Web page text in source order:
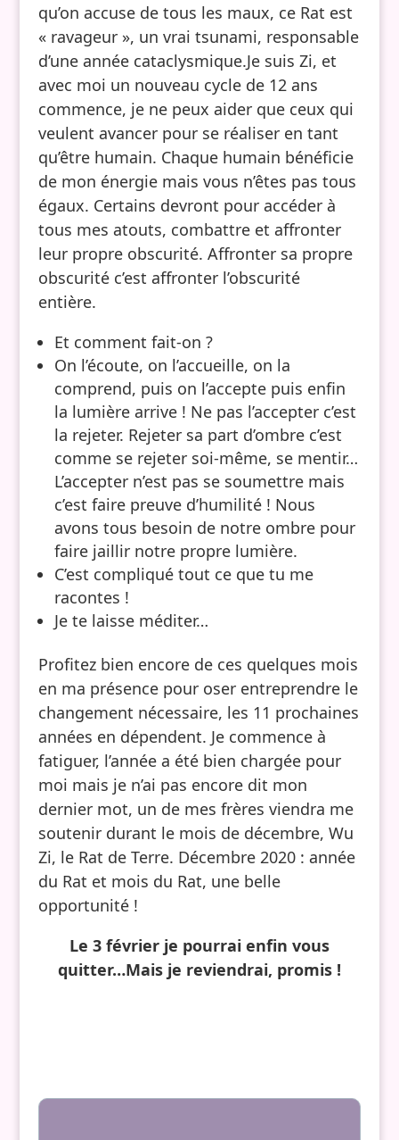
qu’on accuse de tous les maux, ce Rat est
« ravageur », un vrai tsunami, responsable
d’une année cataclysmique.Je suis Zi, et
avec moi un nouveau cycle de 12 ans
commence, je ne peux aider que ceux qui
veulent avancer pour se réaliser en tant
qu’être humain. Chaque humain bénéficie
de mon énergie mais vous n’êtes pas tous
égaux. Certains devront pour accéder à
tous mes atouts, combattre et affronter
leur propre obscurité. Affronter sa propre
obscurité c’est affronter l’obscurité
entière.
Et comment fait-on ?
On l’écoute, on l’accueille, on la
comprend, puis on l’accepte puis enfin
la lumière arrive ! Ne pas l’accepter c’est
la rejeter. Rejeter sa part d’ombre c’est
comme se rejeter soi-même, se mentir…
L’accepter n’est pas se soumettre mais
c’est faire preuve d’humilité ! Nous
avons tous besoin de notre ombre pour
faire jaillir notre propre lumière.
C’est compliqué tout ce que tu me
racontes !
Je te laisse méditer…
Profitez bien encore de ces quelques mois
en ma présence pour oser entreprendre le
changement nécessaire, les 11 prochaines
années en dépendent. Je commence à
fatiguer, l’année a été bien chargée pour
moi mais je n’ai pas encore dit mon
dernier mot, un de mes frères viendra me
soutenir durant le mois de décembre, Wu
Zi, le Rat de Terre. Décembre 2020 : année
du Rat et mois du Rat, une belle
opportunité !
Le 3 février je pourrai enfin vous
quitter…Mais je reviendrai, promis !